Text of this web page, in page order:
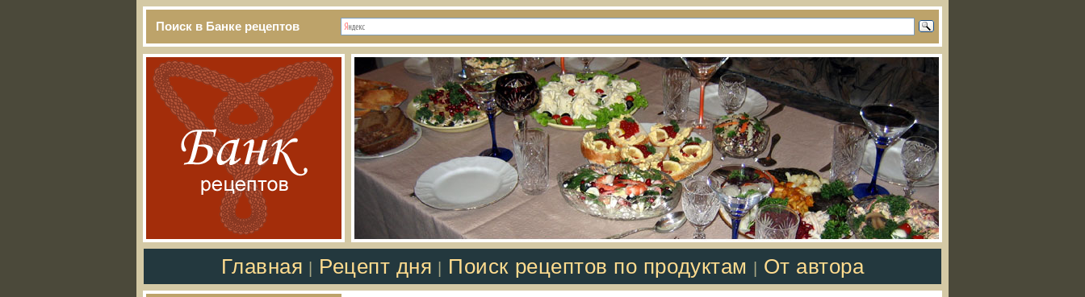
Поиск в Банке рецептов
Главная Рецепт дня Поиск рецептов по продуктам От автора